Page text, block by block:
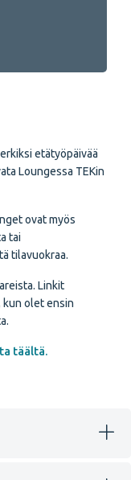
etätyöpäivää
Loungessa TEKin
ovat myös
tai
tilavuokraa.
Linkit
kun olet ensin
täältä.